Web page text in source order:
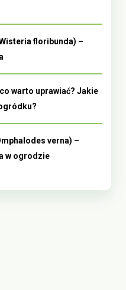
floribunda) –
warto uprawiać? Jakie
verna) –
w ogrodzie